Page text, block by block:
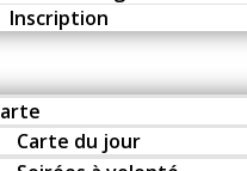
Inscription
Carte du jour